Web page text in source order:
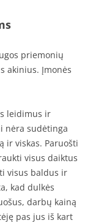
priemonių
akinius. Įmonės
leidimus ir
nėra sudėtinga
ir viskas. Paruošti
visus daiktus
visus baldus ir
kad dulkės
darbų kainą
pas jus iš kart